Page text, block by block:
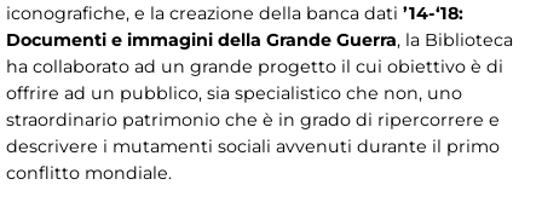
iconografiche, e la creazione della banca dati ’14-‘18:
Documenti e immagini della Grande Guerra, la Biblioteca
ha collaborato ad un grande progetto il cui obiettivo è di
offrire ad un pubblico, sia specialistico che non, uno
straordinario patrimonio che è in grado di ripercorrere e
descrivere i mutamenti sociali avvenuti durante il primo
conflitto mondiale.